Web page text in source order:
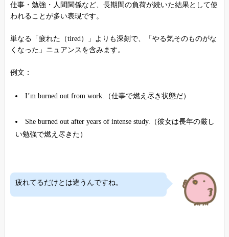
仕事・勉強・人間関係など、長期間の負荷が続いた結果として使
われることが多い表現です。
単なる「疲れた（tired）」よりも深刻で、「やる気そのものがな
くなった」ニュアンスを含みます。
例文：
I’m burned out from work.（仕事で燃え尽き状態だ）
She burned out after years of intense study.（彼女は長年の厳し
い勉強で燃え尽きた）
疲れてるだけとは違うんですね。